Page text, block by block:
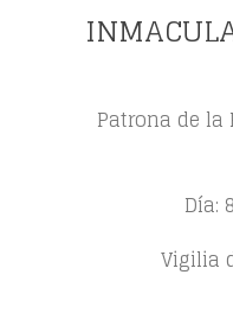
Patrona de la
Día:
Vigilia